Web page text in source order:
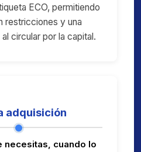
ECO, permitiendo
restricciones y una
circular por la capital.
adquisición
necesitas, cuando lo